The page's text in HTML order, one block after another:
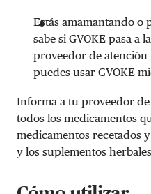
Estás amamantando o
sabe si GVOKE pasa a
proveedor de
puedes usar GVOKE
Informa a tu proveedor
todos los medicamentos
medicamentos recetados
y los suplementos